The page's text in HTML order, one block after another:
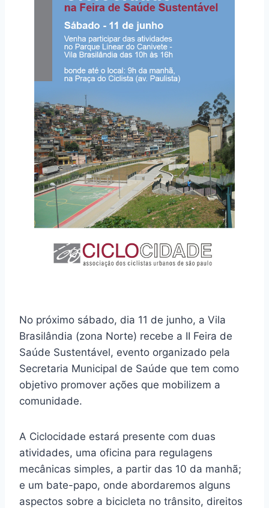
No próximo sábado, dia 11 de junho, a Vila
Brasilândia (zona Norte) recebe a II Feira de
Saúde Sustentável, evento organizado pela
Secretaria Municipal de Saúde que tem como
objetivo promover ações que mobilizem a
comunidade.
A Ciclocidade estará presente com duas
atividades, uma oficina para regulagens
mecânicas simples, a partir das 10 da manhã;
e um bate-papo, onde abordaremos alguns
aspectos sobre a bicicleta no trânsito, direitos